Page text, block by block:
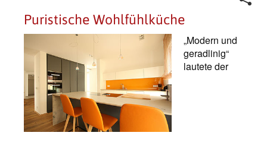
Puristische Wohlfühlküche
„Modern und
geradlinig“
lautete der